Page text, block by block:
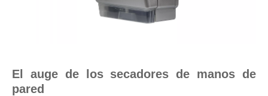
El auge de los secadores de manos de
pared